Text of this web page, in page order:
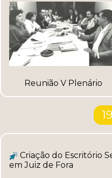
Reunião V Plenário
Criação do Escritório
em Juiz